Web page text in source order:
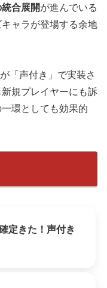
合展開が進んでいる
ャラが登場する余地
「声付き」で実装さ
規プレイヤーにも訴
一環としても効果的
定きた！声付き